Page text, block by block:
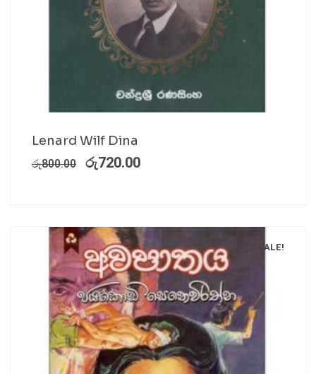
Lenard Wilf Dina
රු800.00 රු720.00
SALE!